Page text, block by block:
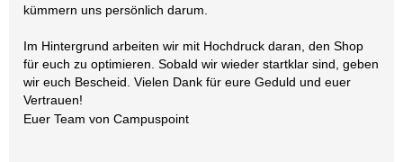
kümmern uns persönlich darum.
Im Hintergrund arbeiten wir mit Hochdruck daran, den Shop
für euch zu optimieren. Sobald wir wieder startklar sind, geben
wir euch Bescheid. Vielen Dank für eure Geduld und euer
Vertrauen!
Euer Team von Campuspoint